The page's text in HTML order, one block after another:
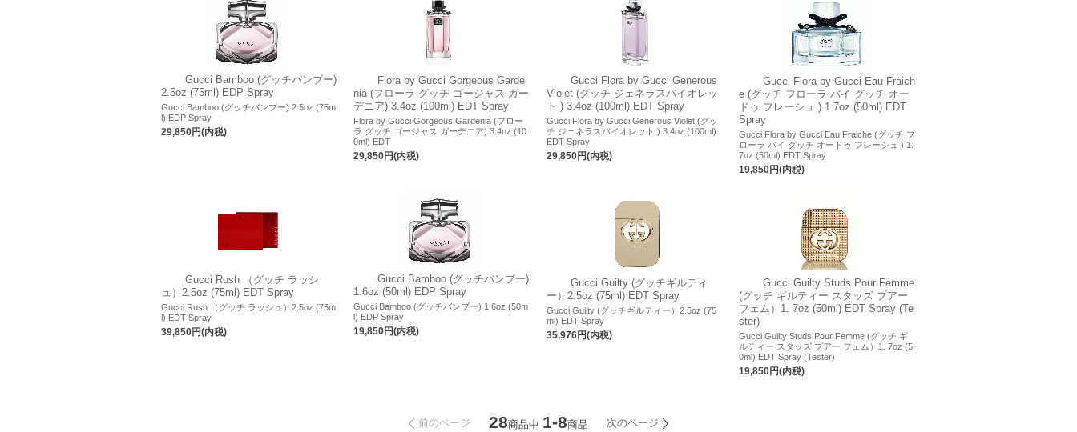
Gucci Bamboo (グッチバンブー)
2.5oz (75ml) EDP Spray
Gucci Bamboo (グッチバンブー) 2.5oz (75m
l) EDP Spray
29,850円(内税)
Flora by Gucci Gorgeous Garde
nia (フローラ グッチ ゴージャス ガー
デニア) 3.4oz (100ml) EDT Spray
Flora by Gucci Gorgeous Gardenia (フロー
ラ グッチ ゴージャス ガーデニア) 3.4oz (10
0ml) EDT
29,850円(内税)
Gucci Flora by Gucci Generous
Violet (グッチ ジェネラスバイオレッ
ト ) 3.4oz (100ml) EDT Spray
Gucci Flora by Gucci Generous Violet (グッ
チ ジェネラスバイオレット ) 3.4oz (100ml)
EDT Spray
29,850円(内税)
Gucci Flora by Gucci Eau Fraich
e (グッチ フローラ バイ グッチ オー
ドゥ フレーシュ ) 1.7oz (50ml) EDT
Spray
Gucci Flora by Gucci Eau Fraiche (グッチ フ
ローラ バイ グッチ オードゥ フレーシュ ) 1.
7oz (50ml) EDT Spray
19,850円(内税)
Gucci Rush （グッチ ラッシ
ュ）2.5oz (75ml) EDT Spray
Gucci Rush （グッチ ラッシュ）2.5oz (75m
l) EDT Spray
39,850円(内税)
Gucci Bamboo (グッチバンブー)
1.6oz (50ml) EDP Spray
Gucci Bamboo (グッチバンブー) 1.6oz (50m
l) EDP Spray
19,850円(内税)
Gucci Guilty (グッチギルティ
ー）2.5oz (75ml) EDT Spray
Gucci Guilty (グッチギルティー）2.5oz (75
ml) EDT Spray
35,976円(内税)
Gucci Guilty Studs Pour Femme
(グッチ ギルティー スタッズ プアー
フェム）1. 7oz (50ml) EDT Spray (Te
ster)
Gucci Guilty Studs Pour Femme (グッチ ギ
ルティー スタッズ プアー フェム）1. 7oz (5
0ml) EDT Spray (Tester)
19,850円(内税)
前のページ 28商品中 1-8商品 次のページ